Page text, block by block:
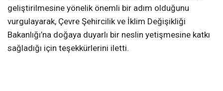
geliştirilmesine yönelik önemli bir adım olduğunu
vurgulayarak, Çevre Şehircilik ve İklim Değişikliği
Bakanlığı’na doğaya duyarlı bir neslin yetişmesine katkı
sağladığı için teşekkürlerini iletti.